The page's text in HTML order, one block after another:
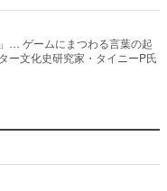
… ゲームにまつわる言葉の起
ー文化史研究家・タイニーP氏